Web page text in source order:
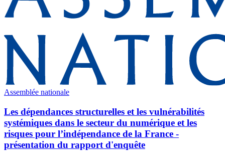
Assemblée nationale
Les dépendances structurelles et les vulnérabilités
systémiques dans le secteur du numérique et les
risques pour l’indépendance de la France -
présentation du rapport d'enquête